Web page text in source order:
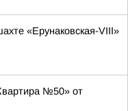
«Ерунаковская-VIII»
№50» от